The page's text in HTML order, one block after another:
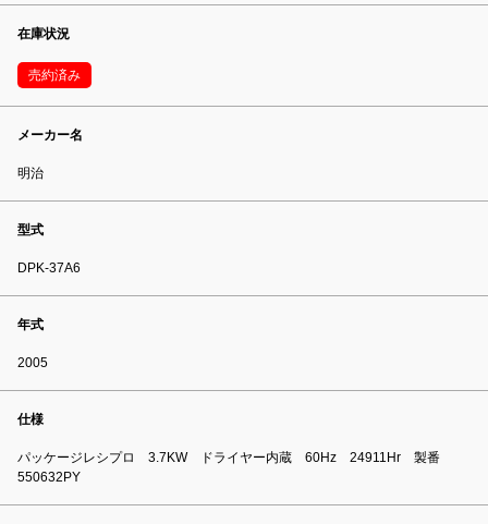
在庫状況
売約済み
メーカー名
明治
型式
DPK-37A6
年式
2005
仕様
パッケージレシプロ 3.7KW ドライヤー内蔵 60Hz 24911Hr 製番
550632PY